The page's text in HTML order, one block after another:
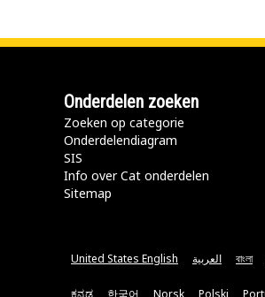
Onderdelen zoeken
Zoeken op categorie
Onderdelendiagram
SIS
Info over Cat onderdelen
Sitemap
United States English العربية বাংলা
ಕನ್ನಡ 한국어 Norsk Polski